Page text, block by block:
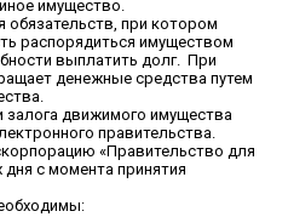
имущество.
обязательств, при котором
распорядиться имуществом
выплатить долг. При
денежные средства путем
залога движимого имущества
правительства.
«Правительство для
дня с момента принятия